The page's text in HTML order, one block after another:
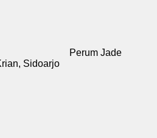
Perum Jade
Sidoarjo